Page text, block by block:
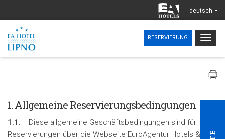
deutsch
RESERVIERUNG
1. Allgemeine Reservierungsbedingungen
1.1. Diese allgemeine Geschäftsbedingungen sind für
Reservierungen über die Webseite EuroAgentur Hotels &